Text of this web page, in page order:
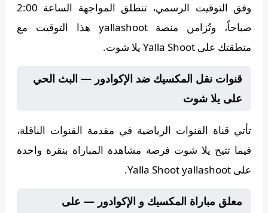
وفق التوقيت الرسمي، تنطلق المواجهة الساعة 2:00
صباحاً، وتُزامن منصةyallashoot هذا التوقيت مع
منطقتك على Yalla Shoot يلا شوت.
قنوات نقل المكسيك ضد الإكوادور — البث الحي
على يلا شوت
تأتي قناة القنوات الرياضية في مقدمة القنوات الناقلة،
فيما تتيح يلا شوت فرصة مشاهدة المباراة بنقرة واحدة
على Yalla Shoot yallashoot.
معلق مباراة المكسيك و الإكوادور — على